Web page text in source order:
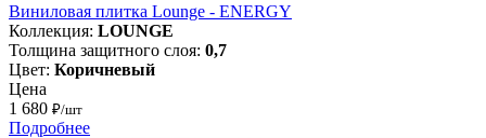
Виниловая плитка Lounge - ENERGY
Коллекция: LOUNGE
Толщина защитного слоя: 0,7
Цвет: Коричневый
Цена
1 680 ₽/шт
Подробнее